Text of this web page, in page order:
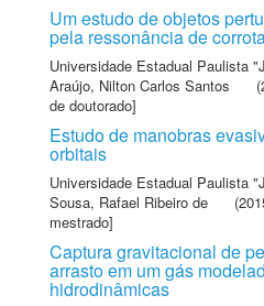
Um estudo de objetos
pela ressonância de
Universidade Estadual Paulista
Araújo, Nilton Carlos Santos
de doutorado]
Estudo de manobras
orbitais
Universidade Estadual Paulista
Sousa, Rafael Ribeiro de
mestrado]
Captura gravitacional de
arrasto em um gás
hidrodinâmicas